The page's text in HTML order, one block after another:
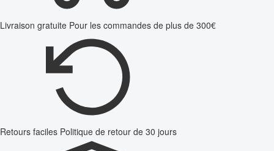
Livraison gratuite Pour les commandes de plus de 300€
Retours faciles Politique de retour de 30 jours